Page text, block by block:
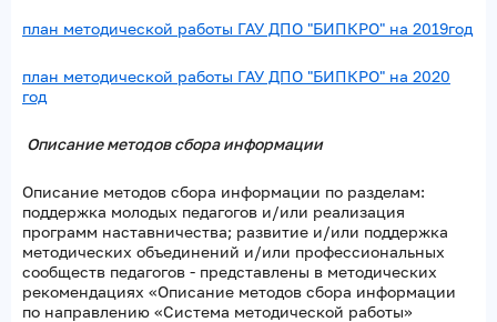
план методической работы ГАУ ДПО "БИПКРО" на 2019год
план методической работы ГАУ ДПО "БИПКРО" на 2020
год
Описание методов сбора информации
Описание методов сбора информации по разделам:
поддержка молодых педагогов и/или реализация
программ наставничества; развитие и/или поддержка
методических объединений и/или профессиональных
сообществ педагогов - представлены в методических
рекомендациях «Описание методов сбора информации
по направлению «Система методической работы»